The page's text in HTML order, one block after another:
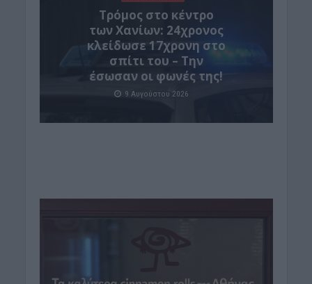
Τρόμος στο κέντρο
των Χανίων: 24χρονος
κλείδωσε 17χρονη στο
σπίτι του – Την
έσωσαν οι φωνές της!
9 Αυγούστου 2026